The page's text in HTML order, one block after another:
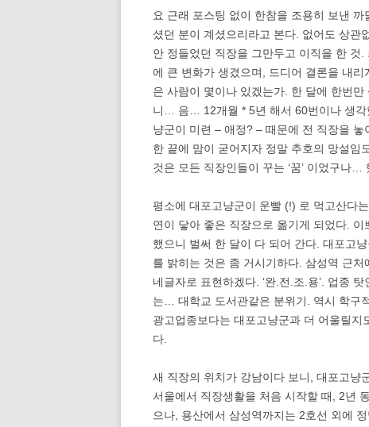
요 근래 포스팅 없이 한참을 조용히 보낸 까
셨던 분이 계셨으리라고 본다. 없어도 상관
안 정들었던 직장을 그만두고 이직을 한 것
에 큰 변화가 생겼으며, 드디어 결론을 내
은 사람이 몇이나 있겠는가. 한 달에 한번
니… 음… 12개월 * 5년 해서 60번이나 생각
냥군이 미련 – 애정? – 때문에 전 직장을
한 끝에 맘이 굳어지자 정말 추호의 망설
것은 모든 직장인들이 꾸는 ‘꿈’ 이었구나…
평소에 대포고냥군이 운빨 (!) 로 먹고산다
연이 닿아 좋은 직장으로 옮기게 되었다.
했으니 벌써 한 달이 다 되어 간다. 대포고
를 밝히는 것은 좀 거시기하다. 삼성역 근
네글자로 표현하겠다. ‘완.전.조.용’. 업종
는… 대학교 도서관같은 분위기. 역시 학구
광고업종보다는 대포고냥군과 더 어울릴
다.
새 직장의 위치가 강남이다 보니, 대포고냥
서울에서 직장생활을 처음 시작할 때, 2년
으나, 용산에서 삼성역까지는 2호선 외에